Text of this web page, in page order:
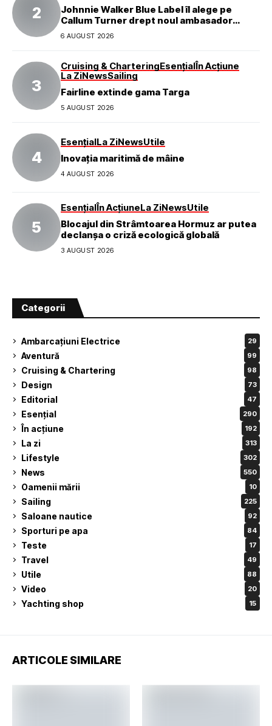
Johnnie Walker Blue Label îl alege pe
Callum Turner drept noul ambasador
global al mărcii
6 AUGUST 2026
Cruising & CharteringEsențialÎn Acțiune
La ZiNewsSailing
Fairline extinde gama Targa
5 AUGUST 2026
EsențialLa ZiNewsUtile
Inovația maritimă de mâine
4 AUGUST 2026
EsențialÎn AcțiuneLa ZiNewsUtile
Blocajul din Strâmtoarea Hormuz ar putea
declanșa o criză ecologică globală
3 AUGUST 2026
Categorii
Ambarcațiuni Electrice 29
Aventură 99
Cruising & Chartering 98
Design 73
Editorial 47
Esențial 290
În acțiune 192
La zi 313
Lifestyle 302
News 550
Oamenii mării 10
Sailing 225
Saloane nautice 92
Sporturi pe apa 84
Teste 17
Travel 49
Utile 88
Video 20
Yachting shop 15
ARTICOLE SIMILARE